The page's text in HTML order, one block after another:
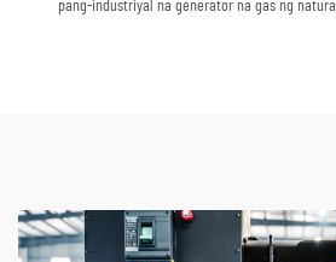
pang-industriyal na generator na gas ng natural